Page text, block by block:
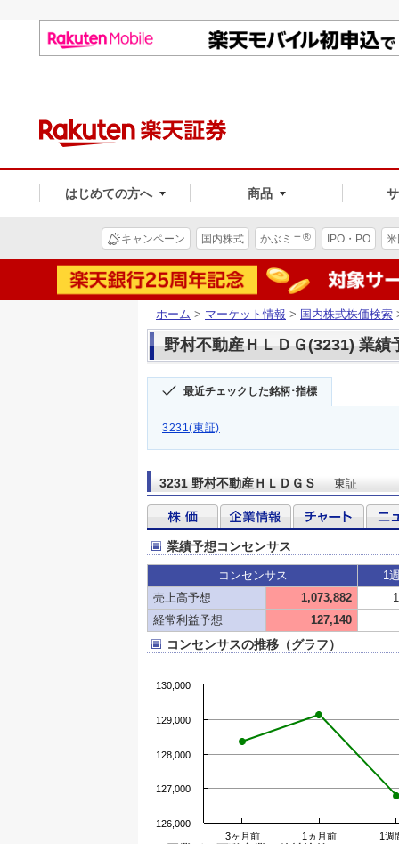
はじめての方へ 商品
キャンペーン 国内株式 かぶミニ® IPO・PO
ホーム > マーケット情報 > 国内株式株価検索
野村不動産ＨＬＤＧ(3231) 業績
最近チェックした銘柄･指標
3231(東証)
3231 野村不動産ＨＬＤＧＳ 東証